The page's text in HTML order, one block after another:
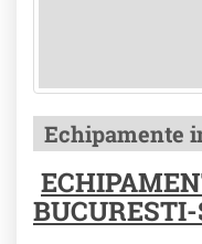
Echipamente